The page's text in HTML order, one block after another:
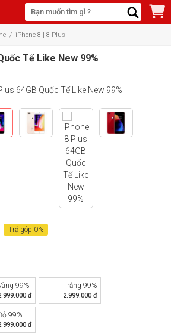
/ iPhone 8 | 8 Plus
Tế Like New 99%
Trả góp 0%
99%
đ
Trắng 99%
2.999.000 đ
99%
đ